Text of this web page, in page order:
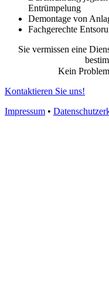
Entrümpelung
Demontage von
Fachgerechte
Sie vermissen eine
Kein
Kontaktieren Sie uns!
Impressum •